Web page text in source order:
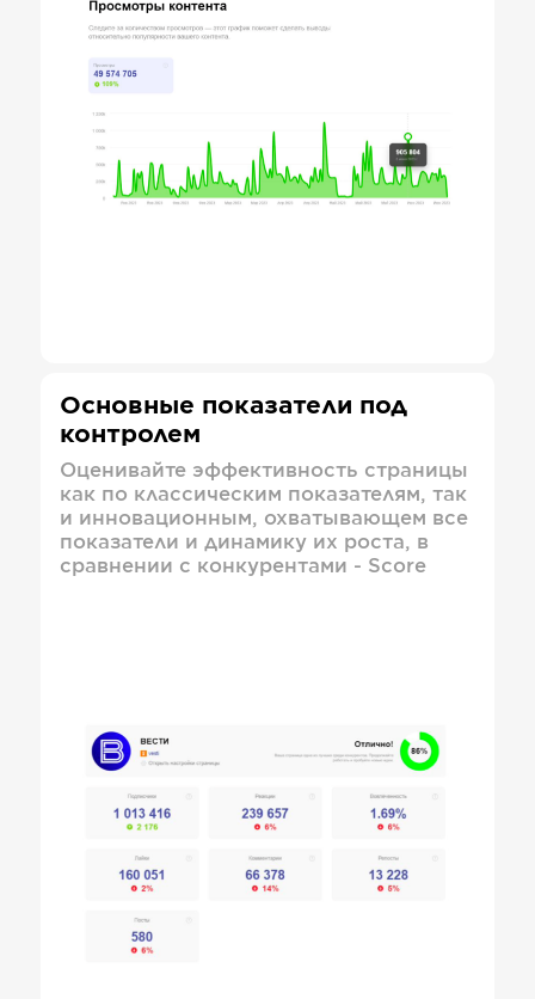
Основные показатели под
контролем
Оценивайте эффективность страницы
как по классическим показателям, так
и инновационным, охватывающем все
показатели и динамику их роста, в
сравнении с конкурентами - Score